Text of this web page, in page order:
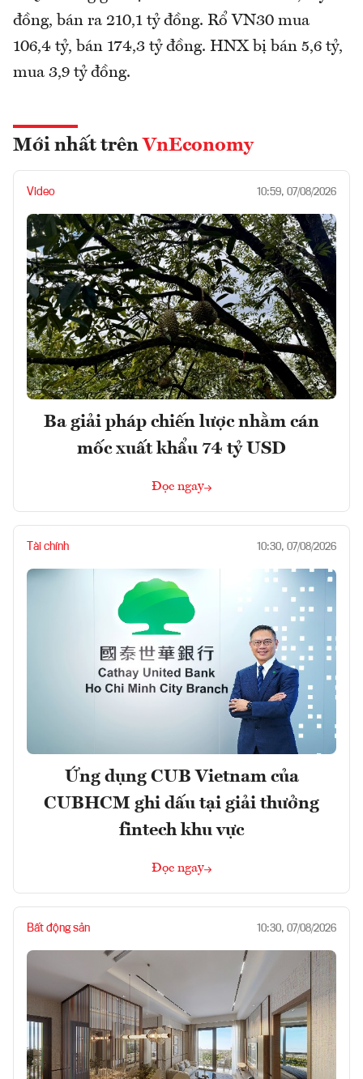
đồng, bán ra 210,1 tỷ đồng. Rổ VN30 mua
106,4 tỷ, bán 174,3 tỷ đồng. HNX bị bán 5,6 tỷ,
mua 3,9 tỷ đồng.
Mới nhất trên VnEconomy
Video 10:59, 07/08/2026
Ba giải pháp chiến lược nhằm cán
mốc xuất khẩu 74 tỷ USD
Đọc ngay
Tài chính 10:30, 07/08/2026
Ứng dụng CUB Vietnam của
CUBHCM ghi dấu tại giải thưởng
fintech khu vực
Đọc ngay
Bất động sản 10:30, 07/08/2026